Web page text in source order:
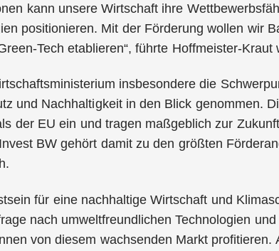
kann unsere Wirtschaft ihre
positionieren. Mit der Förderung wollen wir
Tech etablieren“, führte Hoffmeister-Kraut
insbesondere die
und Nachhaltigkeit in den Blick genommen.
der EU ein und tragen maßgeblich zur
BW gehört damit zu den größten
für eine nachhaltige Wirtschaft und
nach umweltfreundlichen Technologien
von diesem wachsenden Markt profitieren.